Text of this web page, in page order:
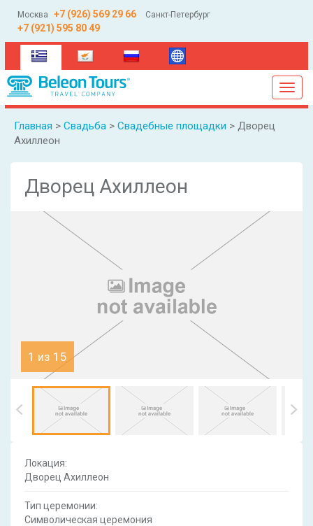
Москва +7 (926) 569 29 66 Санкт-Петербург
+7 (921) 595 80 49
(current)
Главная > Свадьба > Свадебные площадки > Дворец
Ахиллеон
Дворец Ахиллеон
1 из 15
Локация:
Дворец Ахиллеон
Тип церемонии:
Символическая церемония